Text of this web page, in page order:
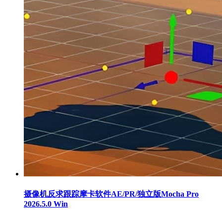
摄像机反求跟踪摩卡软件AE/PR/独立版Mocha Pro
2026.5.0 Win